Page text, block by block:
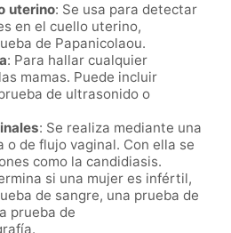
uterino: Se usa para detectar
en el cuello uterino,
de Papanicolaou.
: Para hallar cualquier
mamas. Puede incluir
de ultrasonido o
: Se realiza mediante una
o de flujo vaginal. Con ella se
como la candidiasis.
si una mujer es infértil,
de sangre, una prueba de
prueba de